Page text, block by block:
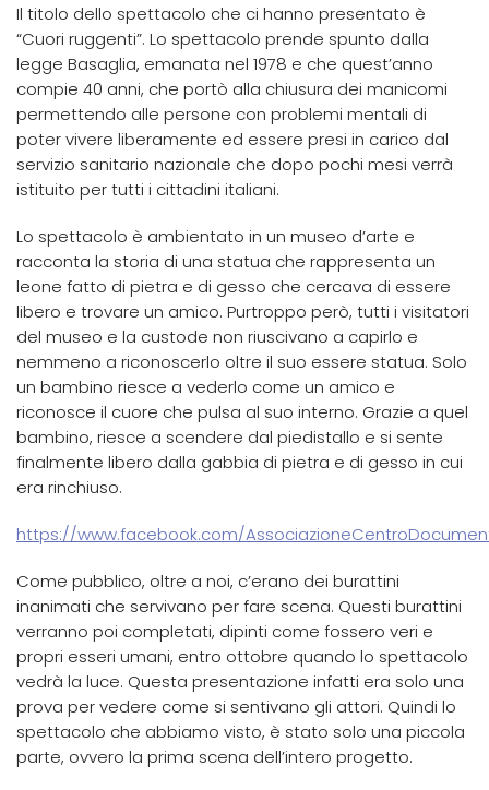
Il titolo dello spettacolo che ci hanno presentato è
“Cuori ruggenti”. Lo spettacolo prende spunto dalla
legge Basaglia, emanata nel 1978 e che quest’anno
compie 40 anni, che portò alla chiusura dei manicomi
permettendo alle persone con problemi mentali di
poter vivere liberamente ed essere presi in carico dal
servizio sanitario nazionale che dopo pochi mesi verrà
istituito per tutti i cittadini italiani.
Lo spettacolo è ambientato in un museo d’arte e
racconta la storia di una statua che rappresenta un
leone fatto di pietra e di gesso che cercava di essere
libero e trovare un amico. Purtroppo però, tutti i visitatori
del museo e la custode non riuscivano a capirlo e
nemmeno a riconoscerlo oltre il suo essere statua. Solo
un bambino riesce a vederlo come un amico e
riconosce il cuore che pulsa al suo interno. Grazie a quel
bambino, riesce a scendere dal piedistallo e si sente
finalmente libero dalla gabbia di pietra e di gesso in cui
era rinchiuso.
https://www.facebook.com/
Come pubblico, oltre a noi, c’erano dei burattini
inanimati che servivano per fare scena. Questi burattini
verranno poi completati, dipinti come fossero veri e
propri esseri umani, entro ottobre quando lo spettacolo
vedrà la luce. Questa presentazione infatti era solo una
prova per vedere come si sentivano gli attori. Quindi lo
spettacolo che abbiamo visto, è stato solo una piccola
parte, ovvero la prima scena dell’intero progetto.